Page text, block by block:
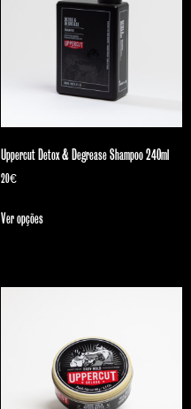
Uppercut Detox & Degrease Shampoo 240ml
20€
Ver opções